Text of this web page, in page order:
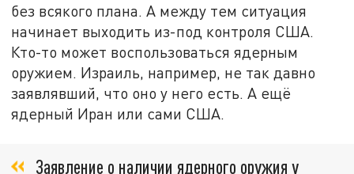
без всякого плана. А между тем ситуация
начинает выходить из-под контроля США.
Кто-то может воспользоваться ядерным
оружием. Израиль, например, не так давно
заявлявший, что оно у него есть. А ещё
ядерный Иран или сами США.
Заявление о наличии ядерного оружия у